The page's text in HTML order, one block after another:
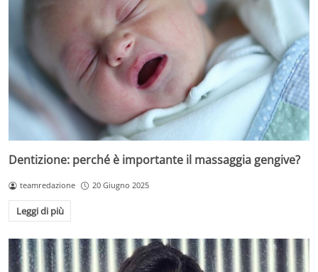
Dentizione: perché è importante il massaggia gengive?
teamredazione 20 Giugno 2025
Leggi di più